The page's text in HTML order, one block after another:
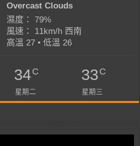
Overcast Clouds
濕度： 79%
風速： 11km/h 西南
高溫 27 • 低溫 26
34C
星期二
33C
星期三